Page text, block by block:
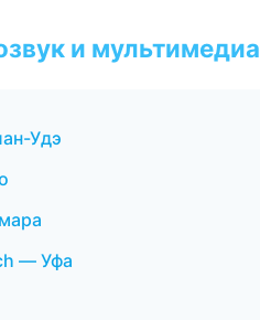
и мультимедиа
Удэ
— Уфа